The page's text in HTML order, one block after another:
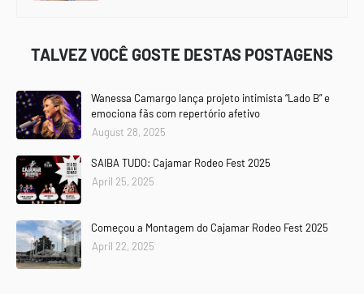
TALVEZ VOCÊ GOSTE DESTAS POSTAGENS
Wanessa Camargo lança projeto intimista “Lado B” e
emociona fãs com repertório afetivo
August 28, 2025
SAIBA TUDO: Cajamar Rodeo Fest 2025
April 25, 2025
Começou a Montagem do Cajamar Rodeo Fest 2025
April 22, 2025